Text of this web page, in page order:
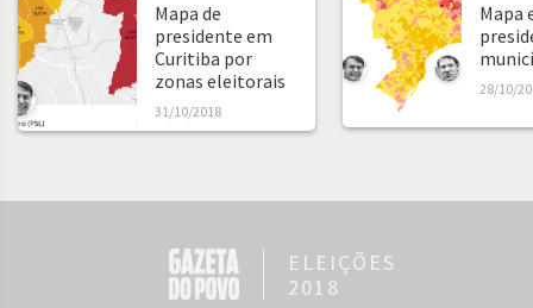
Mapa de
presidente em
Curitiba por
zonas eleitorais
31/10/2018
Mapa
28/10/
ELEIÇÕES
2018